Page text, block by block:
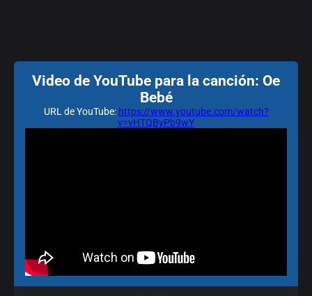
Video de YouTube para la canción: Oe
Bebé
URL de YouTube: https://www.youtube.com/watch?
v=vHTQByPb9wY